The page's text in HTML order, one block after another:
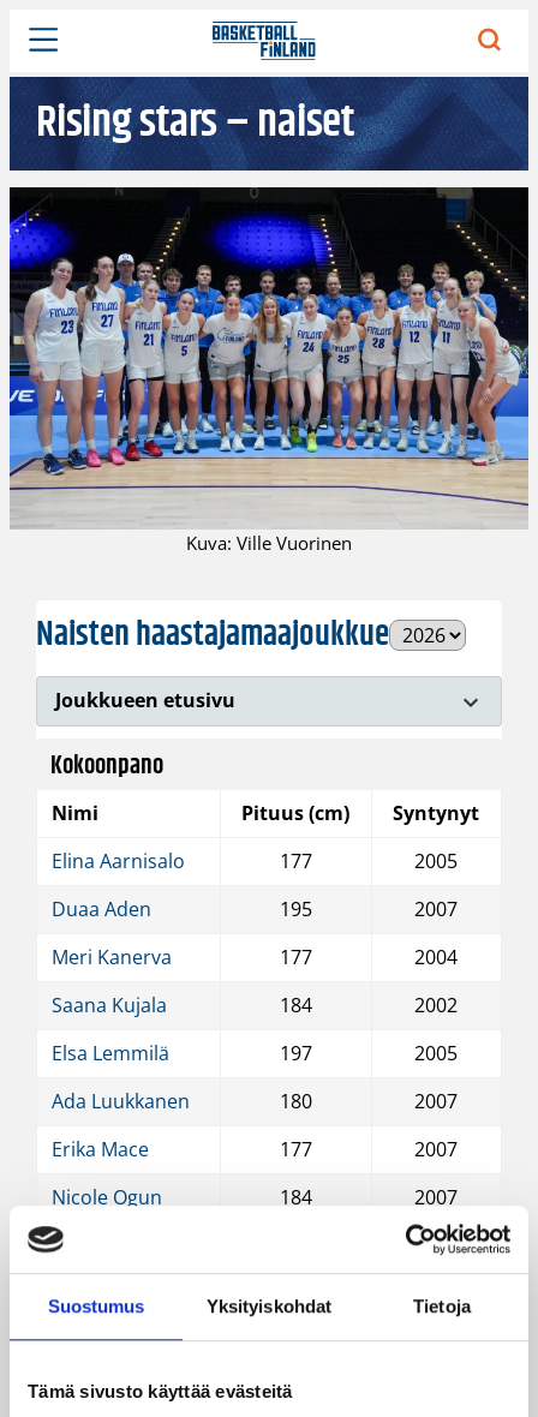
Suostumus Yksityiskohdat Tietoja
Tämä sivusto käyttää evästeitä
Rising stars – naiset: Joukkue
Kuva: Ville Vuorinen
Naisten haastajamaajoukkue
Joukkueen etusivu
Kokoonpano
Nimi Pituus (cm)
Syntynyt
Elina Aarnisalo
177
2005
Duaa Aden
195
2007
Meri Kanerva
177
2004
Saana Kujala
184
2002
Elsa Lemmilä
197
2005
Ada Luukkanen
180
2007
Erika Mace
177
2007
Nicole Ogun
184
2007
Lilli Onnela
2006
Henna Sandvik
183
2003
Albina Syla
197
2004
Tiia Talonen
175